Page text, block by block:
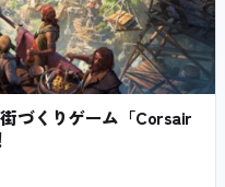
づくりゲーム「Corsair